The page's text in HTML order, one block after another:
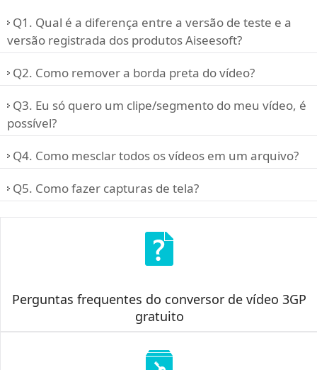
Q1. Qual é a diferença entre a versão de teste e a
versão registrada dos produtos Aiseesoft?
Q2. Como remover a borda preta do vídeo?
Q3. Eu só quero um clipe/segmento do meu vídeo, é
possível?
Q4. Como mesclar todos os vídeos em um arquivo?
Q5. Como fazer capturas de tela?
Perguntas frequentes do conversor de vídeo 3GP
gratuito